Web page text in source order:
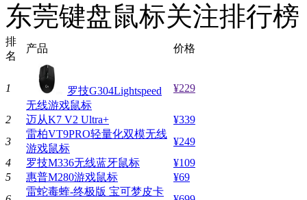
东莞键盘鼠标关注排行榜
排
名
产品 价格
1
罗技G304Lightspeed
无线游戏鼠标
¥229
2 迈从K7 V2 Ultra+
¥339
3
雷柏VT9PRO轻量化双模无线
游戏鼠标
¥249
4
罗技M336无线蓝牙鼠标
¥109
5
惠普M280游戏鼠标
¥69
雷蛇毒蝰-终极版 宝可梦皮卡